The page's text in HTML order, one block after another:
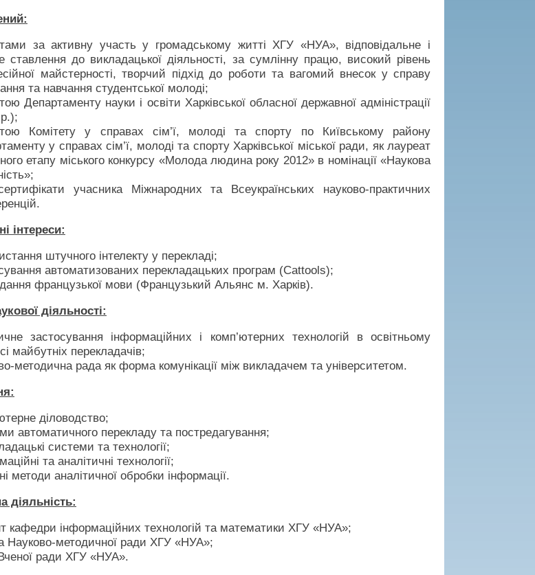
за активну участь у громадському житті ХГУ «НУА», відповідальне і
ставлення до викладацької діяльності, за сумлінну працю, високий рівень
майстерності, творчий підхід до роботи та вагомий внесок у справу
та навчання студентської молоді;
Департаменту науки і освіти Харківської обласної державної адміністрації
Комітету у справах сім’ї, молоді та спорту по Київському району
у справах сім’ї, молоді та спорту Харківської міської ради, як лауреат
етапу міського конкурсу «Молода людина року 2012» в номінації «Наукова
учасника Міжнародних та Всеукраїнських науково-практичних
інтереси:
штучного інтелекту у перекладі;
автоматизованих перекладацьких програм (Cattools);
французької мови (Французький Альянс м. Харків).
діяльності:
застосування інформаційних і комп’ютерних технологій в освітньому
майбутніх перекладачів;
методична рада як форма комунікації між викладачем та університетом.
діловодство;
автоматичного перекладу та постредагування;
системи та технології;
та аналітичні технології;
методи аналітичної обробки інформації.
діяльність:
кафедри інформаційних технологій та математики ХГУ «НУА»;
Науково-методичної ради ХГУ «НУА»;
ради ХГУ «НУА».